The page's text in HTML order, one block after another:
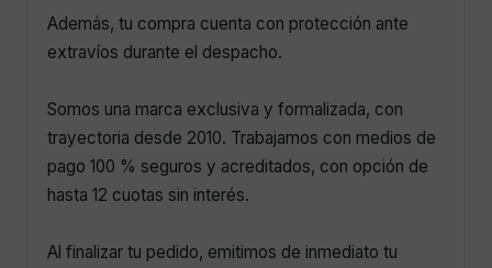
Además, tu compra cuenta con protección ante
extravíos durante el despacho.
Somos una marca exclusiva y formalizada, con
trayectoria desde 2010. Trabajamos con medios de
pago 100 % seguros y acreditados, con opción de
hasta 12 cuotas sin interés.
Al finalizar tu pedido, emitimos de inmediato tu